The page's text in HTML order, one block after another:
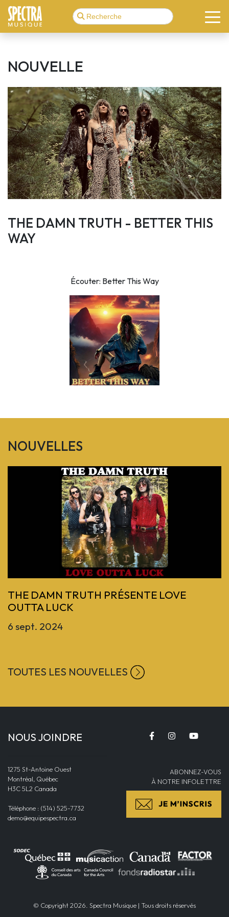
NOUVELLE
THE DAMN TRUTH - BETTER THIS
WAY
Écouter: Better This Way
NOUVELLES
THE DAMN TRUTH PRÉSENTE LOVE
OUTTA LUCK
6 sept. 2024
TOUTES LES NOUVELLES
NOUS JOINDRE
1275 St-Antoine Ouest
Montréal, Québec
H3C 5L2 Canada
Téléphone : (514) 525-7732
demo@equipespectra.ca
ABONNEZ-VOUS
À NOTRE INFOLETTRE
© Copyright 2026. Spectra Musique | Tous droits réservés